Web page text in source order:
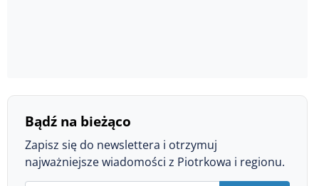
Bądź na bieżąco
Zapisz się do newslettera i otrzymuj
najważniejsze wiadomości z Piotrkowa i regionu.